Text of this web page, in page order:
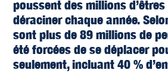
poussent des millions
déraciner chaque année.
sont plus de 89 millions de
été forcées de se déplacer
seulement, incluant 40 %